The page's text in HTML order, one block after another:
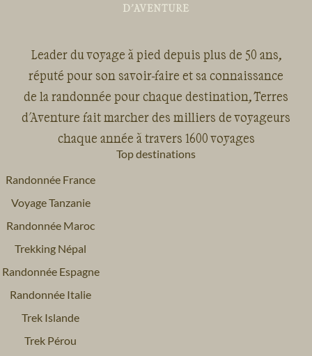
Leader du voyage à pied depuis plus de 50 ans,
réputé pour son savoir-faire et sa connaissance
de la randonnée pour chaque destination, Terres
d'Aventure fait marcher des milliers de voyageurs
chaque année à travers 1600 voyages
Top destinations
Randonnée France
Voyage Tanzanie
Randonnée Maroc
Trekking Népal
Randonnée Espagne
Randonnée Italie
Trek Islande
Trek Pérou